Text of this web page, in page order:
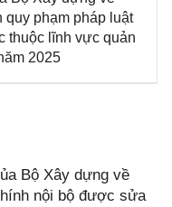
quy phạm pháp luật
thuộc lĩnh vực quản
2025
Bộ Xây dựng về
nội bộ được sửa